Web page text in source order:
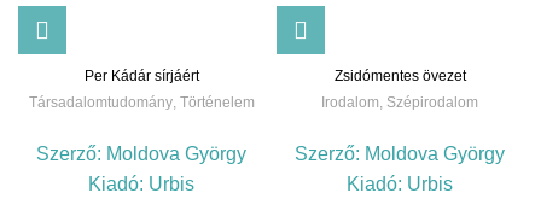
Per Kádár sírjáért
Társadalomtudomány, Történelem
Szerző: Moldova György
Kiadó: Urbis
Zsidómentes övezet
Irodalom, Szépirodalom
Szerző: Moldova György
Kiadó: Urbis